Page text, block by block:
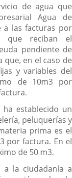
de agua que
Agua de
a las facturas por
que reciban el
pendiente de
en el caso de
y variables del
de 10m3 por
ha establecido un
peluquerías y
prima es el
por factura. En el
de 50 m3.
a la ciudadanía a